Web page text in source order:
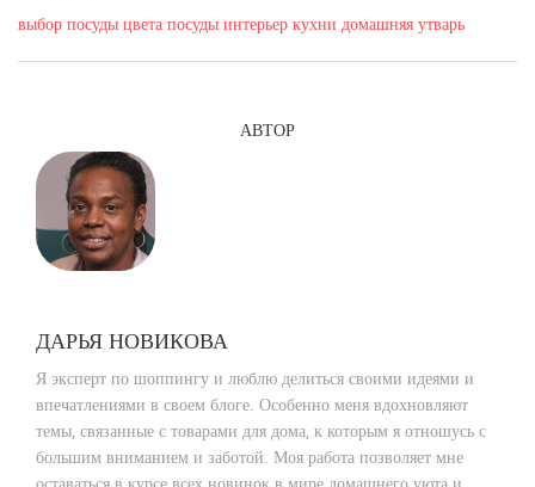
выбор посуды цвета посуды интерьер кухни домашняя утварь
АВТОР
ДАРЬЯ НОВИКОВА
Я эксперт по шоппингу и люблю делиться своими идеями и
впечатлениями в своем блоге. Особенно меня вдохновляют
темы, связанные с товарами для дома, к которым я отношусь с
большим вниманием и заботой. Моя работа позволяет мне
оставаться в курсе всех новинок в мире домашнего уюта и